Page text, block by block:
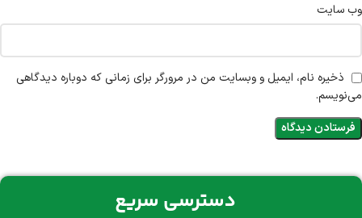
وب‌ سایت
ذخیره نام، ایمیل و وبسایت من در مرورگر برای زمانی که دوباره دیدگاهی
می‌نویسم.
دسترسی سریع